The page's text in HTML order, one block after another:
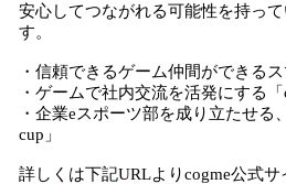
安心してつながれる可能性を持っ
す。
・信頼できるゲーム仲間ができるス
・ゲームで社内交流を活発にする「
・企業eスポーツ部を成り立たせる
cup」
詳しくは下記URLよりcogme公式サ